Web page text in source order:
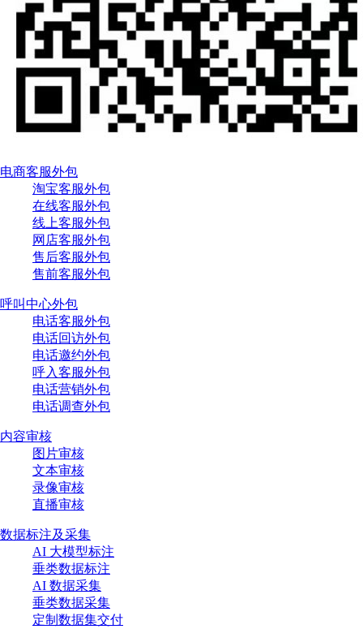
电商客服外包
淘宝客服外包
在线客服外包
线上客服外包
网店客服外包
售后客服外包
售前客服外包
呼叫中心外包
电话客服外包
电话回访外包
电话邀约外包
呼入客服外包
电话营销外包
电话调查外包
内容审核
图片审核
文本审核
录像审核
直播审核
数据标注及采集
AI 大模型标注
垂类数据标注
AI 数据采集
垂类数据采集
定制数据集交付